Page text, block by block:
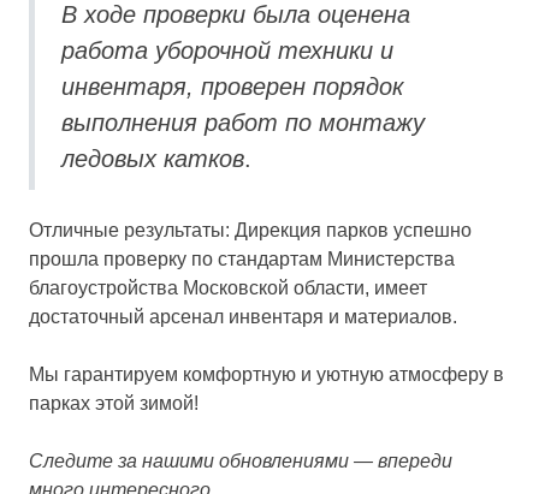
В ходе проверки была оценена
работа уборочной техники и
инвентаря, проверен порядок
выполнения работ по монтажу
ледовых катков.
Отличные результаты: Дирекция парков успешно
прошла проверку по стандартам Министерства
благоустройства Московской области, имеет
достаточный арсенал инвентаря и материалов.
Мы гарантируем комфортную и уютную атмосферу в
парках этой зимой!
Следите за нашими обновлениями — впереди
много интересного